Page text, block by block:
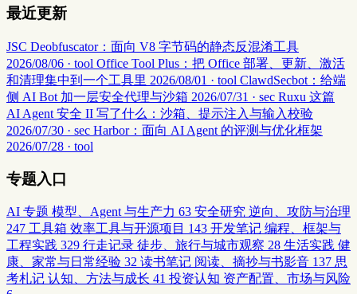
最近更新
JSC Deobfuscator：面向 V8 字节码的静态反混淆工具
2026/08/06 · tool Office Tool Plus：把 Office 部署、更新、激活
和清理集中到一个工具里 2026/08/01 · tool ClawdSecbot：给端
侧 AI Bot 加一层安全代理与沙箱 2026/07/31 · sec Ruxu 这篇
AI Agent 安全 II 写了什么：沙箱、提示注入与输入校验
2026/07/30 · sec Harbor：面向 AI Agent 的评测与优化框架
2026/07/28 · tool
专题入口
AI 专题 模型、Agent 与生产力 63 安全研究 逆向、攻防与治理
247 工具箱 效率工具与开源项目 143 开发笔记 编程、框架与
工程实践 329 行走记录 徒步、旅行与城市观察 28 生活实践 健
康、家常与日常经验 32 读书笔记 阅读、摘抄与书影音 137 思
考札记 认知、方法与成长 41 投资认知 资产配置、市场与风险